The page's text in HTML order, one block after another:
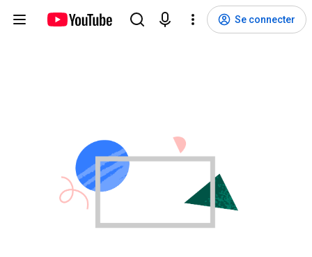
Se connecter